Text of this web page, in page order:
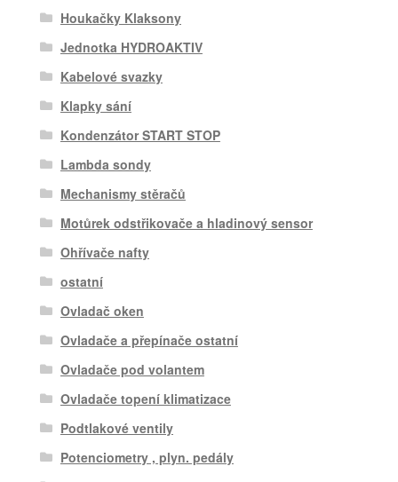
Houkačky Klaksony
Jednotka HYDROAKTIV
Kabelové svazky
Klapky sání
Kondenzátor START STOP
Lambda sondy
Mechanismy stěračů
Motůrek odstřikovače a hladinový sensor
Ohřívače nafty
ostatní
Ovladač oken
Ovladače a přepínače ostatní
Ovladače pod volantem
Ovladače topení klimatizace
Podtlakové ventily
Potenciometry , plyn. pedály